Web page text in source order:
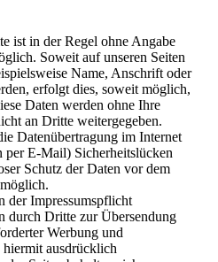
ist in der Regel ohne Angabe
Soweit auf unseren Seiten
Name, Anschrift oder
erfolgt dies, soweit möglich,
Daten werden ohne Ihre
an Dritte weitergegeben.
Datenübertragung im Internet
E-Mail) Sicherheitslücken
Schutz der Daten vor dem
der Impressumspflicht
durch Dritte zur Übersendung
Werbung und
ausdrücklich